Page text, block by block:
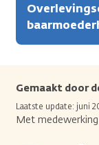
Gemaakt door
Laatste update: juni
Met